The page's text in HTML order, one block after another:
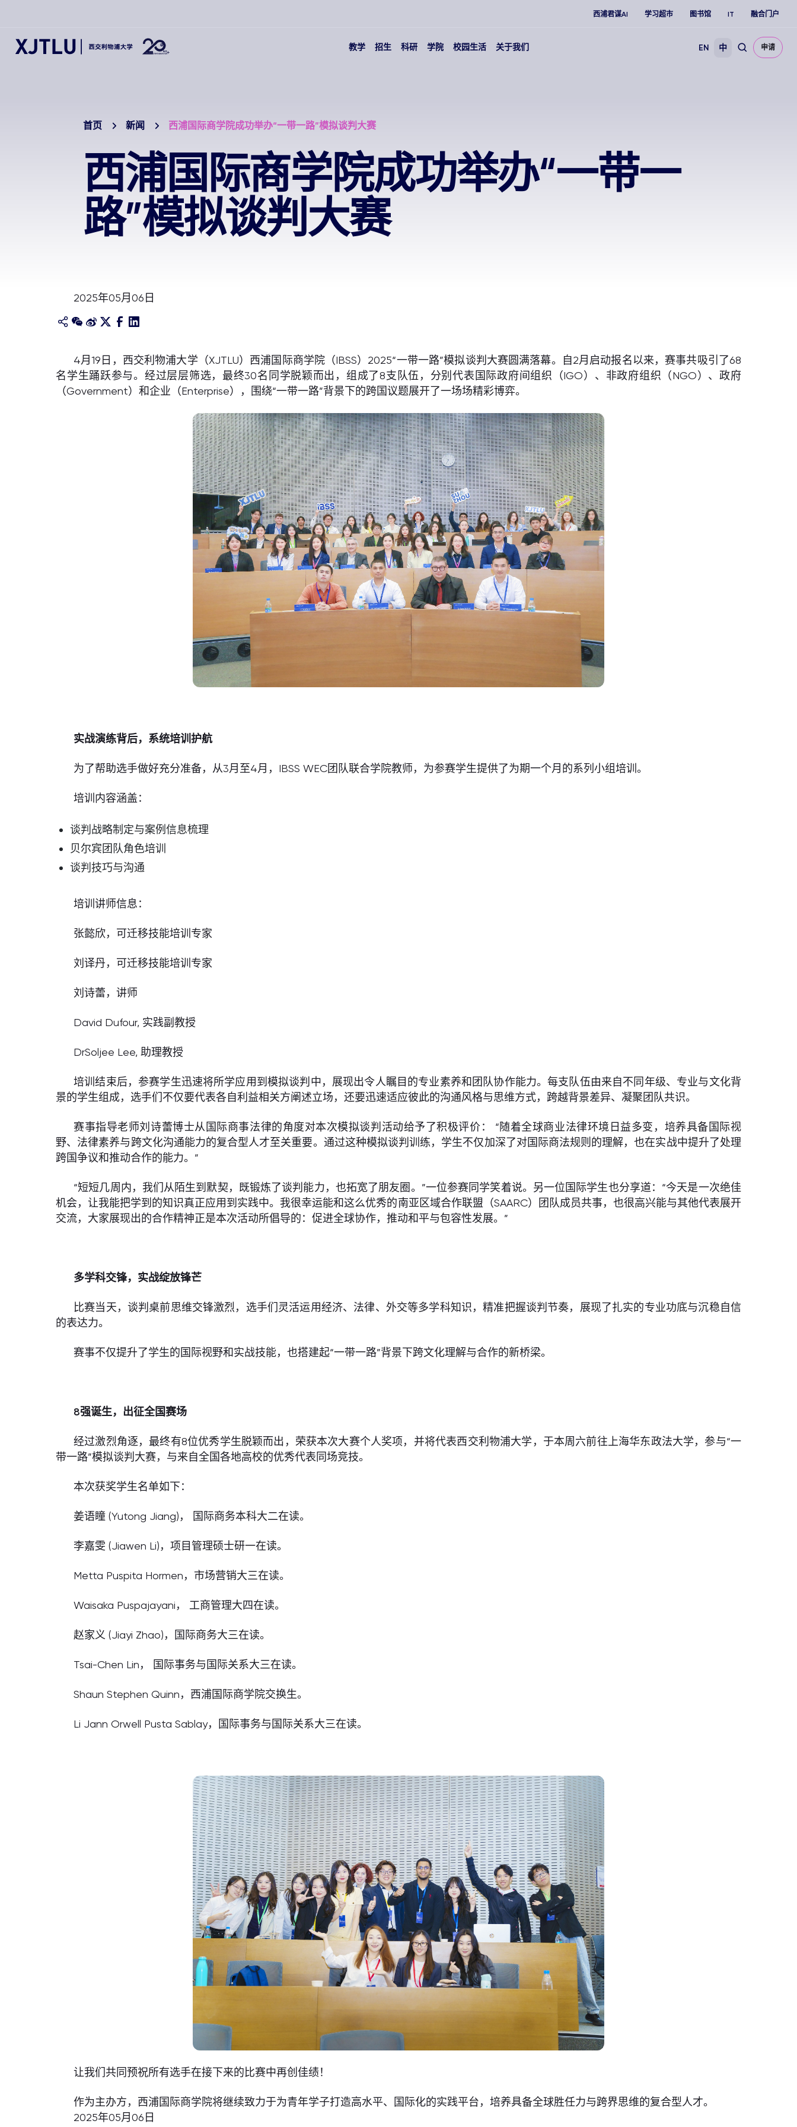
西浦君谋AI 学习超市 图书馆 IT 融合门户
教学 招生 科研 学院 校园生活 关于我们 EN 中 申请
首页 新闻 西浦国际商学院成功举办“一带一路”模拟谈判大赛
西浦国际商学院成功举办“一带一
路”模拟谈判大赛
2025年05月06日
4月19日，西交利物浦大学（XJTLU）西浦国际商学院（IBSS）2025“一带一路”模拟谈判大赛圆满落幕。自2月启动报名以来，赛事共吸引了68
名学生踊跃参与。经过层层筛选，最终30名同学脱颖而出，组成了8支队伍，分别代表国际政府间组织（IGO）、非政府组织（NGO）、政府
（Government）和企业（Enterprise），围绕“一带一路”背景下的跨国议题展开了一场场精彩博弈。
实战演练背后，系统培训护航
为了帮助选手做好充分准备，从3月至4月，IBSS WEC团队联合学院教师，为参赛学生提供了为期一个月的系列小组培训。
培训内容涵盖：
谈判战略制定与案例信息梳理
贝尔宾团队角色培训
谈判技巧与沟通
培训讲师信息：
张懿欣，可迁移技能培训专家
刘译丹，可迁移技能培训专家
刘诗蕾，讲师
David Dufour, 实践副教授
DrSoljee Lee, 助理教授
培训结束后，参赛学生迅速将所学应用到模拟谈判中，展现出令人瞩目的专业素养和团队协作能力。每支队伍由来自不同年级、专业与文化背
景的学生组成，选手们不仅要代表各自利益相关方阐述立场，还要迅速适应彼此的沟通风格与思维方式，跨越背景差异、凝聚团队共识。
赛事指导老师刘诗蕾博士从国际商事法律的角度对本次模拟谈判活动给予了积极评价： “随着全球商业法律环境日益多变，培养具备国际视
野、法律素养与跨文化沟通能力的复合型人才至关重要。通过这种模拟谈判训练，学生不仅加深了对国际商法规则的理解，也在实战中提升了处理
跨国争议和推动合作的能力。”
“短短几周内，我们从陌生到默契，既锻炼了谈判能力，也拓宽了朋友圈。”一位参赛同学笑着说。另一位国际学生也分享道：“今天是一次绝佳
机会，让我能把学到的知识真正应用到实践中。我很幸运能和这么优秀的南亚区域合作联盟（SAARC）团队成员共事，也很高兴能与其他代表展开
交流，大家展现出的合作精神正是本次活动所倡导的：促进全球协作，推动和平与包容性发展。”
多学科交锋，实战绽放锋芒
比赛当天，谈判桌前思维交锋激烈，选手们灵活运用经济、法律、外交等多学科知识，精准把握谈判节奏，展现了扎实的专业功底与沉稳自信
的表达力。
赛事不仅提升了学生的国际视野和实战技能，也搭建起“一带一路”背景下跨文化理解与合作的新桥梁。
8强诞生，出征全国赛场
经过激烈角逐，最终有8位优秀学生脱颖而出，荣获本次大赛个人奖项，并将代表西交利物浦大学，于本周六前往上海华东政法大学，参与“一
带一路”模拟谈判大赛，与来自全国各地高校的优秀代表同场竞技。
本次获奖学生名单如下：
姜语瞳 (Yutong Jiang)， 国际商务本科大二在读。
李嘉雯 (Jiawen Li)，项目管理硕士研一在读。
Metta Puspita Hormen，市场营销大三在读。
Waisaka Puspajayani， 工商管理大四在读。
赵家义 (Jiayi Zhao)，国际商务大三在读。
Tsai-Chen Lin， 国际事务与国际关系大三在读。
Shaun Stephen Quinn，西浦国际商学院交换生。
Li Jann Orwell Pusta Sablay，国际事务与国际关系大三在读。
让我们共同预祝所有选手在接下来的比赛中再创佳绩！
作为主办方，西浦国际商学院将继续致力于为青年学子打造高水平、国际化的实践平台，培养具备全球胜任力与跨界思维的复合型人才。
2025年05月06日